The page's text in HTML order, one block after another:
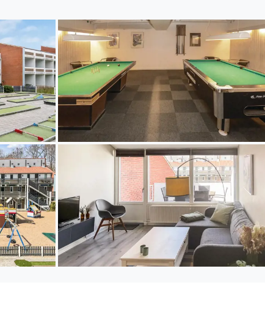
unternehmen Sie eine Bootsfahrt zu den
Natur.